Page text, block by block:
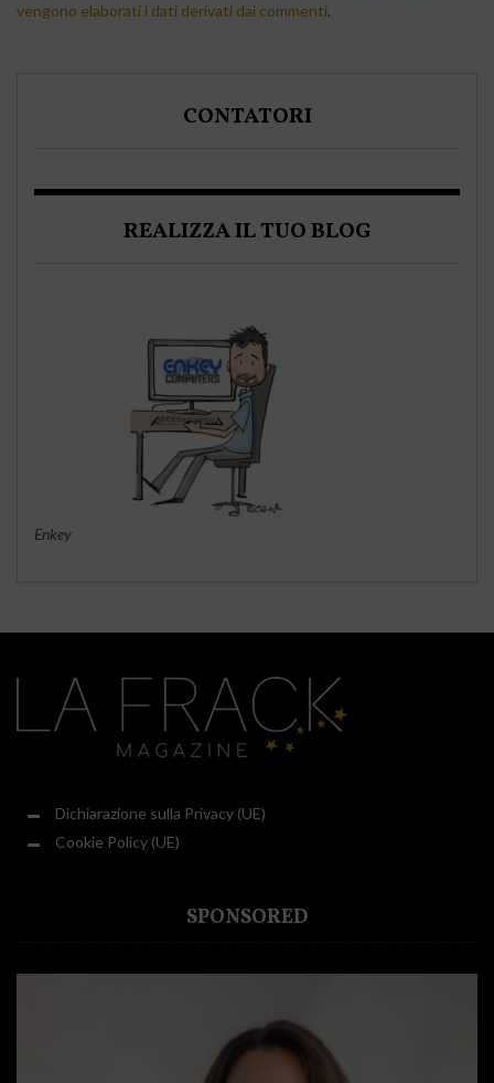
vengono elaborati i dati derivati dai commenti.
CONTATORI
REALIZZA IL TUO BLOG
Enkey
Dichiarazione sulla Privacy (UE)
Cookie Policy (UE)
SPONSORED